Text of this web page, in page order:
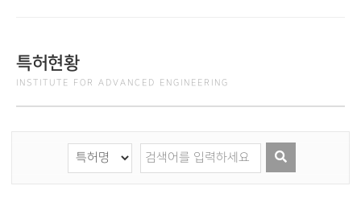
특허현황
INSTITUTE FOR ADVANCED ENGINEERING